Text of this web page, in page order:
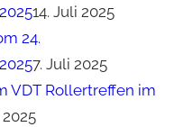
14. Juli 2025
24.
7. Juli 2025
VDT Rollertreffen im